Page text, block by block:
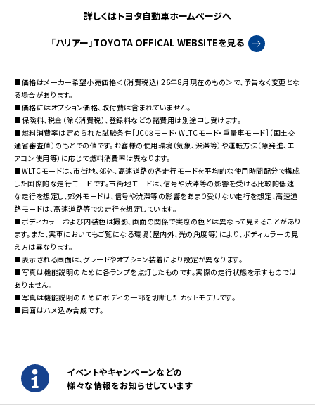
詳しくはトヨタ自動車ホームページへ
「ハリアー」TOYOTA OFFICAL WEBSITEを見る
■価格はメーカー希望小売価格＜(消費税込) 26年8月現在のもの＞で、予告なく変更とな
る場合があります。
■価格にはオプション価格、取付費は含まれていません。
■保険料、税金（除く消費税）、登録料などの諸費用は別途申し受けます。
■燃料消費率は定められた試験条件［JC08モード・WLTCモード・重量車モード］（国土交
通省審査値）のもとでの値です。お客様の使用環境（気象、渋滞等）や運転方法（急発進、エ
アコン使用等）に応じて燃料消費率は異なります。
■WLTCモードは、市街地、郊外、高速道路の各走行モードを平均的な使用時間配分で構成
した国際的な走行モードです。市街地モードは、信号や渋滞等の影響を受ける比較的低速
な走行を想定し、郊外モードは、信号や渋滞等の影響をあまり受けない走行を想定、高速道
路モードは、高速道路等での走行を想定しています。
■ボディカラーおよび内装色は撮影、画面の関係で実際の色とは異なって見えることがあり
ます。また、実車においてもご覧になる環境（屋内外、光の角度等）により、ボディカラーの見
え方は異なります。
■表示される画面は、グレードやオプション装着により設定が異なります。
■写真は機能説明のために各ランプを点灯したものです。実際の走行状態を示すものでは
ありません。
■写真は機能説明のためにボディの一部を切断したカットモデルです。
■画面はハメ込み合成です。
イベントやキャンペーンなどの
様々な情報をお知らせしています